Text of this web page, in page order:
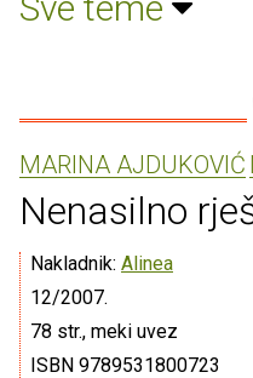
MARINA AJDUKOVIĆ
Nenasilno
Nakladnik: Alinea
12/2007.
78 str., meki uvez
ISBN 9789531800723